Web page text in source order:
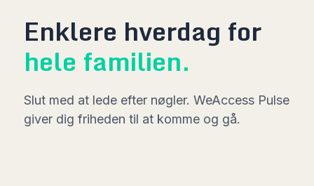
Enklere hverdag for
hele familien.
Slut med at lede efter nøgler. WeAccess Pulse
giver dig friheden til at komme og gå.